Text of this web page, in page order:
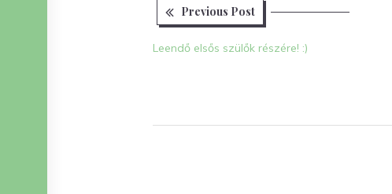
Bejegyzés
navigáció
Previous Post
Leendő elsős szülők részére! :)